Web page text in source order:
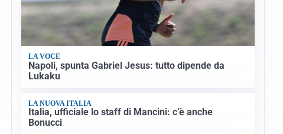
LA VOCE
Napoli, spunta Gabriel Jesus: tutto dipende da
Lukaku
LA NUOVA ITALIA
Italia, ufficiale lo staff di Mancini: c’è anche
Bonucci